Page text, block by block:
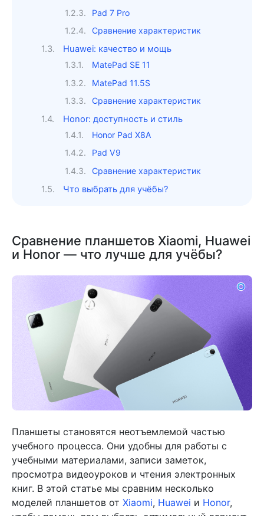
Pad 7 Pro
Сравнение характеристик
Huawei: качество и мощь
MatePad SE 11
MatePad 11.5S
Сравнение характеристик
Honor: доступность и стиль
Honor Pad X8A
Pad V9
Сравнение характеристик
Что выбрать для учёбы?
Сравнение планшетов Xiaomi, Huawei
и Honor — что лучше для учёбы?
Планшеты становятся неотъемлемой частью
учебного процесса. Они удобны для работы с
учебными материалами, записи заметок,
просмотра видеоуроков и чтения электронных
книг. В этой статье мы сравним несколько
моделей планшетов от Xiaomi, Huawei и Honor,